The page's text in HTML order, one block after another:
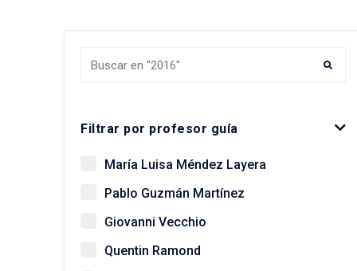
Filtrar por profesor guía
María Luisa Méndez Layera
Pablo Guzmán Martínez
Giovanni Vecchio
Quentin Ramond